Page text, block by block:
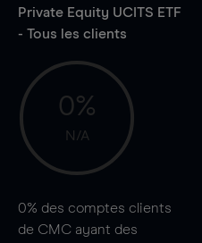
Private Equity UCITS ETF
- Tous les clients
0%
N/A
0% des comptes clients
de CMC ayant des